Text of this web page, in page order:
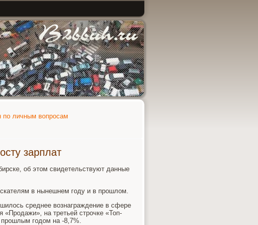
по личным вопросам
зарплат
об этом свидетельствуют данные
в нынешнем году и в прошлом.
среднее вознаграждение в сфере
«Продажи», на третьей строчке «Топ-
прошлым годом на -8,7%.